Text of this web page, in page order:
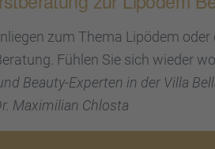
zum Thema Lipödem
Fühlen Sie sich wieder
Beauty-Exper­ten in der Villa
Maximi­lian Chlosta